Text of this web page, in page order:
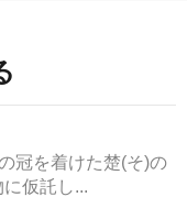
冠を着けた楚(そ)の
仮託し...